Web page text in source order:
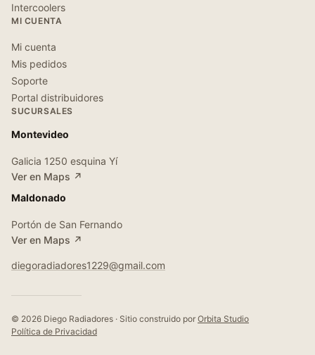
Intercoolers
MI CUENTA
Mi cuenta
Mis pedidos
Soporte
Portal distribuidores
SUCURSALES
Montevideo
Galicia 1250 esquina Yí
Ver en Maps ↗
Maldonado
Portón de San Fernando
Ver en Maps ↗
diegoradiadores1229@gmail.com
© 2026 Diego Radiadores · Sitio construido por Orbita Studio
Política de Privacidad